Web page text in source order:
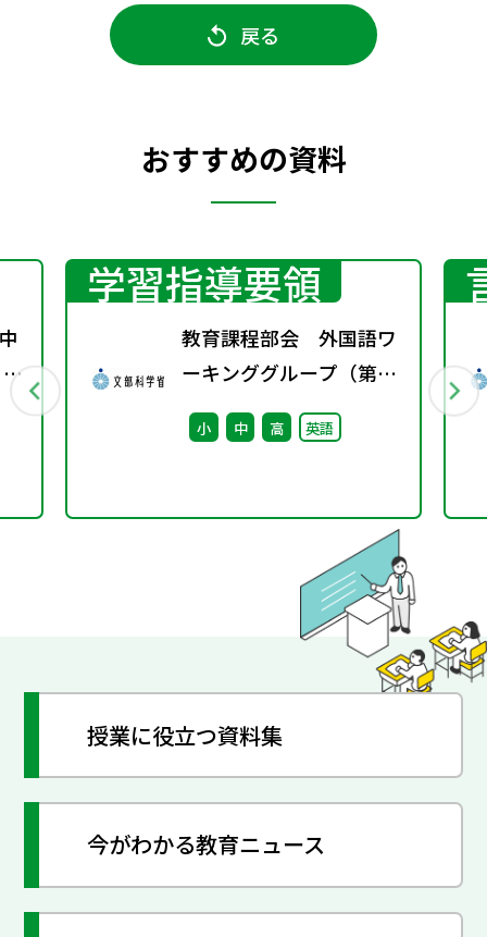
戻る
おすすめの資料
学習指導要領
教育課程部会 外国語ワ
ーキンググループ（第12
回） 配付資料
小 中 高 英語
授業に役立つ資料集
今がわかる教育ニュース